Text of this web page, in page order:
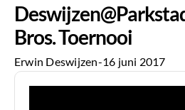
Bros. Toernooi
Erwin Deswijzen-16 juni 2017